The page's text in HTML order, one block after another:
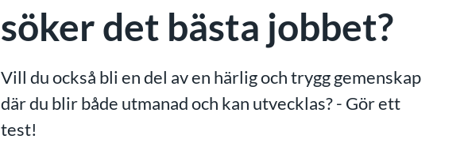
söker det bästa jobbet?
Vill du också bli en del av en härlig och trygg gemenskap
där du blir både utmanad och kan utvecklas? - Gör ett
test!